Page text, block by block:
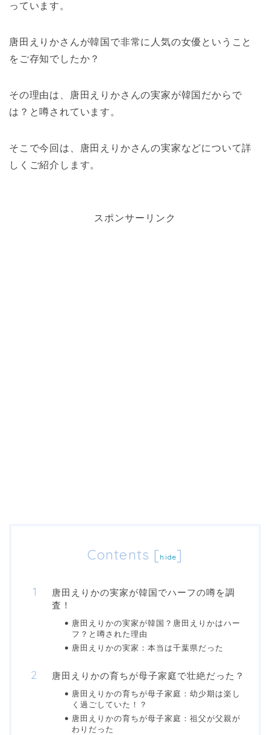
っています。
唐田えりかさんが韓国で非常に人気の女優ということ
をご存知でしたか？
その理由は、唐田えりかさんの実家が韓国だからで
は？と噂されています。
そこで今回は、唐田えりかさんの実家などについて詳
しくご紹介します。
スポンサーリンク
Contents [ hide]
唐田えりかの実家が韓国でハーフの噂を調
査！
唐田えりかの実家が韓国？唐田えりかはハー
フ？と噂された理由
唐田えりかの実家：本当は千葉県だった
唐田えりかの育ちが母子家庭で壮絶だった？
唐田えりかの育ちが母子家庭：幼少期は楽し
く過ごしていた！？
唐田えりかの育ちが母子家庭：祖父が父親が
わりだった